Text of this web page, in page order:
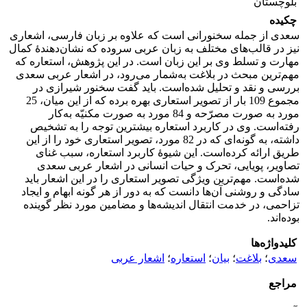
چکیده
سعدی از جمله سخنورانی است که علاوه بر زبان فارسی، اشعاری
نیز در قالب‌های مختلف به زبان عربی سروده که نشان‌دهندۀ کمال
مهارت و تسلط وی بر این زبان است. در این پژوهش، استعاره که
مهم‌ترین مبحث در بلاغت به‌شمار می‌رود، در اشعار عربی سعدی
بررسی و نقد و تحلیل شده‌است. باید گفت سخنور شیرازی در
مجموع 109 بار از تصویر استعاری بهره برده که از این میان، 25
مورد به صورت مصرّحه و 84 مورد به صورت مکنیّه به‌کار
رفته‌است. وی در کاربرد استعاره بیشترین توجه را به تشخیص
داشته، به گونه‌ای که در 82 مورد، تصویر استعاری خود را از این
طریق ارائه کرده‌است. این شیوۀ کاربرد استعاره، سبب غنای
تصاویر، پویایی، تحرک و حیات انسانی در اشعار عربی سعدی
شده‌است. مهم‌ترین ویژگی تصویر استعاری را در این اشعار باید
سادگی و روشنی آن‌ها دانست که به دور از هر گونه ابهام و ایجاد
تزاحمی، در خدمت انتقال اندیشه‌ها و مضامین مورد نظر گوینده
بوده‌اند.
کلیدواژه‌ها
سعدی؛ بلاغت؛ بیان؛ استعاره؛ اشعار عربی
مراجع